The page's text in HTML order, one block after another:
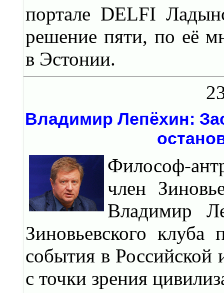
портале DELFI
решение пяти, по её
в Эстонии.
Владимир Лепёхин:
Философ-
член
Владимир
Зиновьевского клуба
события в
с точки зрения